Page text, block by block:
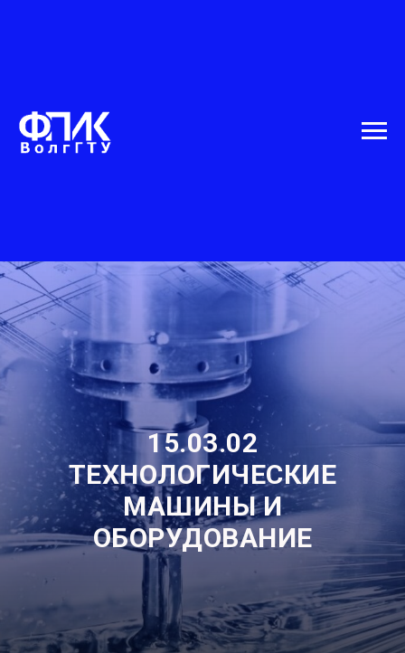
15.03.02
ТЕХНОЛОГИЧЕСКИЕ
МАШИНЫ И
ОБОРУДОВАНИЕ